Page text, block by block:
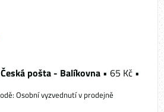
Česká pošta - Balíkovna • 65 Kč •
Osobní vyzvednutí v prodejně